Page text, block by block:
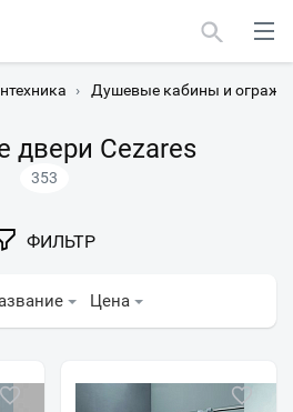
› Душевые кабины и
двери Cezares
353
ФИЛЬТР
Цена